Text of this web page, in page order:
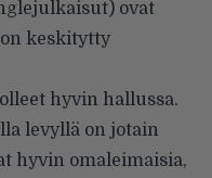
ovat
keskitytty
hyvin hallussa.
levyllä on jotain
hyvin omaleimaisia,